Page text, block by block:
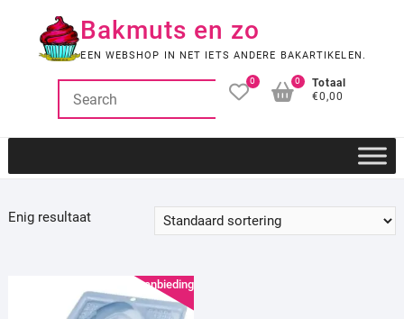
Bakmuts en zo
EEN WEBSHOP IN NET IETS ANDERE BAKARTIKELEN.
0
Totaal
€0,00
0
Enig resultaat
Aanbieding!